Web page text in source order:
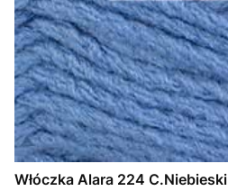
Włóczka Alara 224 C.Niebieski